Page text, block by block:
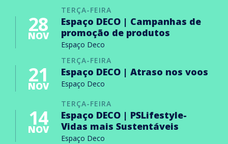
TERÇA-FEIRA
28
NOV
Espaço DECO | Campanhas de
promoção de produtos
Espaço Deco
TERÇA-FEIRA
21
NOV
Espaço DECO | Atraso nos voos
Espaço Deco
TERÇA-FEIRA
14
NOV
Espaço DECO | PSLifestyle-
Vidas mais Sustentáveis
Espaço Deco